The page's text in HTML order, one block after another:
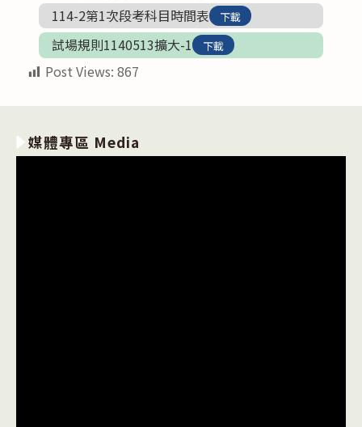
114-2第1次段考科目時間表
下載
試場規則1140513擴大-1 下載
Post Views: 867
媒體專區 Media